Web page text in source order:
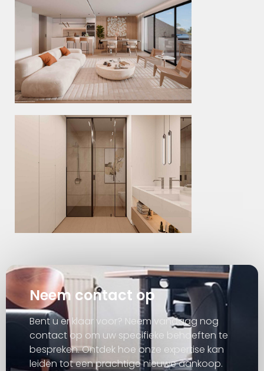
Neem contact op
Bent u er klaar voor? Neem vandaag nog
contact op om uw specifieke behoeften te
bespreken. Ontdek hoe onze expertise kan
leiden tot een prachtige nieuwe aankoop.